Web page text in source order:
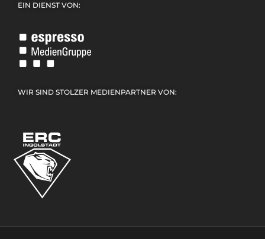
EIN DIENST VON:
WIR SIND STOLZER MEDIENPARTNER VON: